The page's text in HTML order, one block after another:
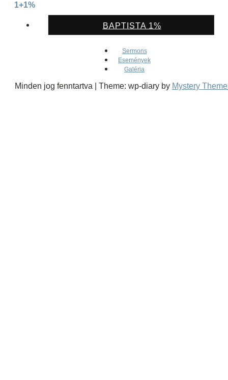
1+1%
BAPTISTA 1%
Sermons
Események
Galéria
Minden jog fenntartva Theme: wp-diary by Mystery